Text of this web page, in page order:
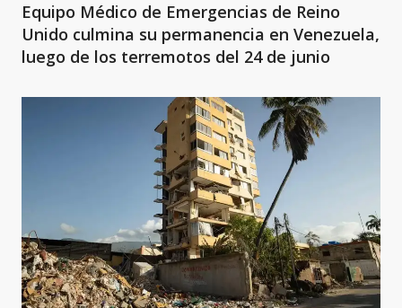
Equipo Médico de Emergencias de Reino
Unido culmina su permanencia en Venezuela,
luego de los terremotos del 24 de junio